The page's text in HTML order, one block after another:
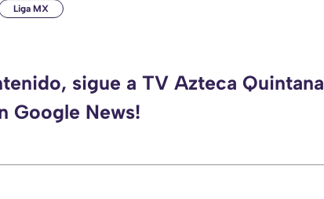
Liga MX
sigue a TV Azteca Quintana
Google News!